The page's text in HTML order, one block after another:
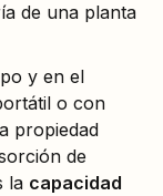
de una planta
y en el
o con
propiedad
de
la capacidad